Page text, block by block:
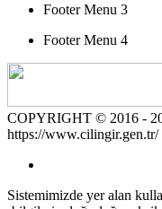
Footer Menu 3
Footer Menu 4
COPYRIGHT © 2016 -
https://www.cilingir.gen.tr/
Sistemimizde yer alan